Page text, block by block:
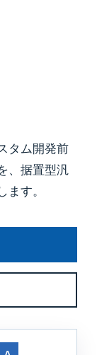
タム開発前
、据置型汎
す。